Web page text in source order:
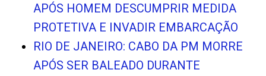
APÓS HOMEM DESCUMPRIR MEDIDA
PROTETIVA E INVADIR EMBARCAÇÃO
RIO DE JANEIRO: CABO DA PM MORRE
APÓS SER BALEADO DURANTE